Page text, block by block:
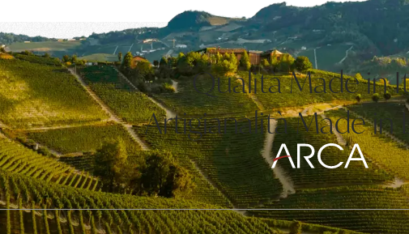
Qualità Made in
Artigianalità Made in